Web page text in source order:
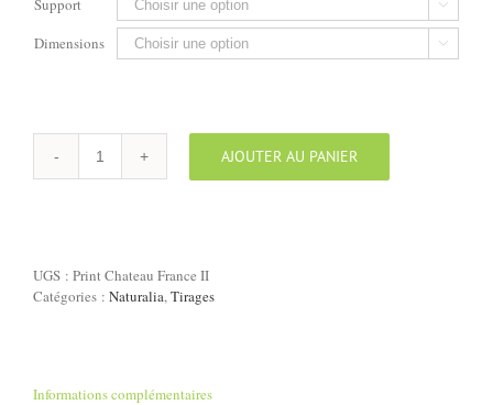
€4.800,0
Support 
Dimensions 
quantité
de
II"
AJOUTER AU PANIER
UGS : Print Chateau France II
Catégories : Naturalia,Tirages
Informations complémentaires